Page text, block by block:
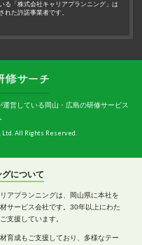
る「株式会社キャリアプランニング」は
れた許諾事業者です。
運営している岡山・広島の研修サービス
Ltd. All Rights Reserved.
について
アプランニングは、岡山県に本社を
サービス会社です。30年以上にわた
支援しています。
育成もご支援しており、多様なテー